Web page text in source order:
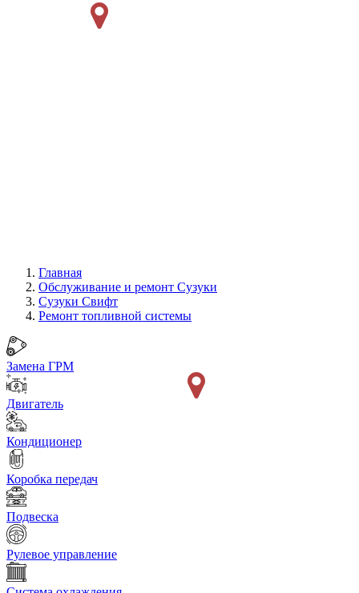
Главная
Обслуживание и ремонт Сузуки
Сузуки Свифт
Ремонт топливной системы
Замена ГРМ
Двигатель
Кондиционер
Коробка передач
Подвеска
Рулевое управление